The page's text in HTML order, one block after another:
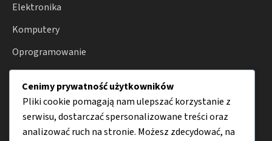
Elektronika
Komputery
Oprogramowanie
Akcesoria
Internet
Menu
Cenimy prywatność użytkowników
Pliki cookie pomagają nam ulepszać korzystanie z
serwisu, dostarczać spersonalizowane treści oraz
analizować ruch na stronie. Możesz zdecydować, na